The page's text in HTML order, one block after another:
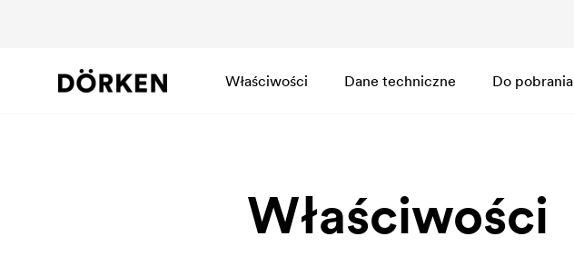
Właściwości Dane techniczne Do pobrania
Właściwości